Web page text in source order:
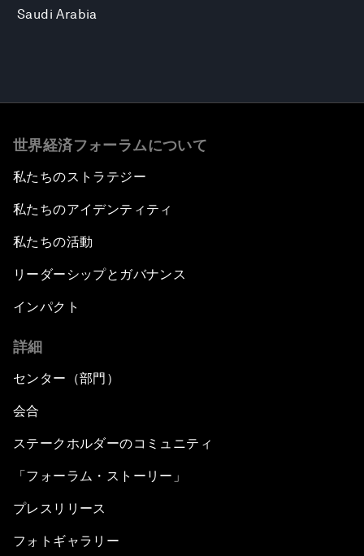
Saudi Arabia
世界経済フォーラムについて
私たちのストラテジー
私たちのアイデンティティ
私たちの活動
リーダーシップとガバナンス
インパクト
詳細
センター（部門）
会合
ステークホルダーのコミュニティ
「フォーラム・ストーリー」
プレスリリース
フォトギャラリー